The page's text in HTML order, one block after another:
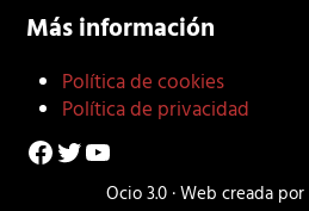
Más información
Política de cookies
Política de privacidad
Facebook
Twitter
YouTube
Ocio 3.0 · Web creada por